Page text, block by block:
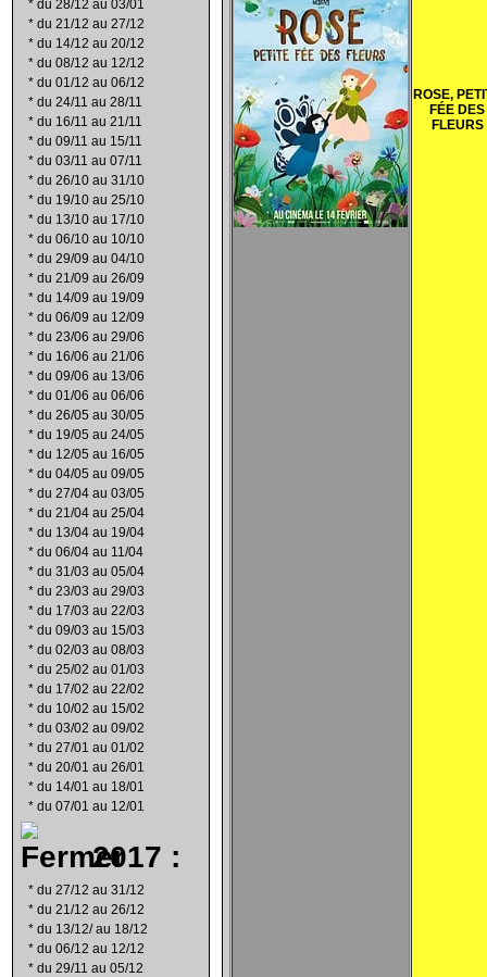
* du 28/12 au 03/01
* du 21/12 au 27/12
* du 14/12 au 20/12
* du 08/12 au 12/12
* du 01/12 au 06/12
* du 24/11 au 28/11
* du 16/11 au 21/11
* du 09/11 au 15/11
* du 03/11 au 07/11
* du 26/10 au 31/10
* du 19/10 au 25/10
* du 13/10 au 17/10
* du 06/10 au 10/10
* du 29/09 au 04/10
* du 21/09 au 26/09
* du 14/09 au 19/09
* du 06/09 au 12/09
* du 23/06 au 29/06
* du 16/06 au 21/06
* du 09/06 au 13/06
* du 01/06 au 06/06
* du 26/05 au 30/05
* du 19/05 au 24/05
* du 12/05 au 16/05
* du 04/05 au 09/05
* du 27/04 au 03/05
* du 21/04 au 25/04
* du 13/04 au 19/04
* du 06/04 au 11/04
* du 31/03 au 05/04
* du 23/03 au 29/03
* du 17/03 au 22/03
* du 09/03 au 15/03
* du 02/03 au 08/03
* du 25/02 au 01/03
* du 17/02 au 22/02
* du 10/02 au 15/02
* du 03/02 au 09/02
* du 27/01 au 01/02
* du 20/01 au 26/01
* du 14/01 au 18/01
* du 07/01 au 12/01
2017 :
* du 27/12 au 31/12
* du 21/12 au 26/12
* du 13/12/ au 18/12
* du 06/12 au 12/12
* du 29/11 au 05/12
ROSE,
FÉE DES
FLEURS